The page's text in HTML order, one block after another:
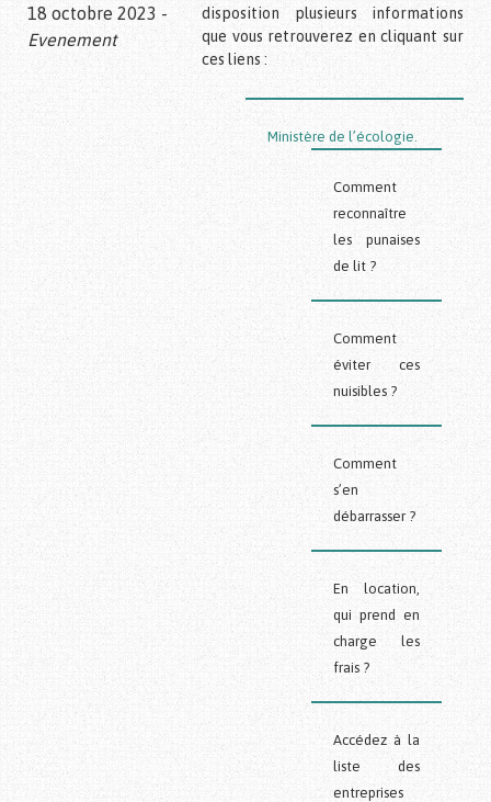
18 octobre 2023 -
Evenement
disposition plusieurs informations
que vous retrouverez en cliquant sur
ces liens :
Ministère de l’écologie.
Comment
reconnaître
les punaises
de lit ?
Comment
éviter ces
nuisibles ?
Comment
s’en
débarrasser ?
En location,
qui prend en
charge les
frais ?
Accédez à la
liste des
entreprises